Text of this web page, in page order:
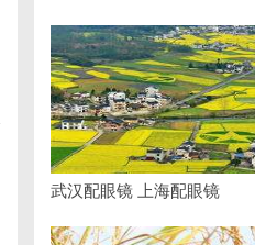
武汉配眼镜 上海配眼镜